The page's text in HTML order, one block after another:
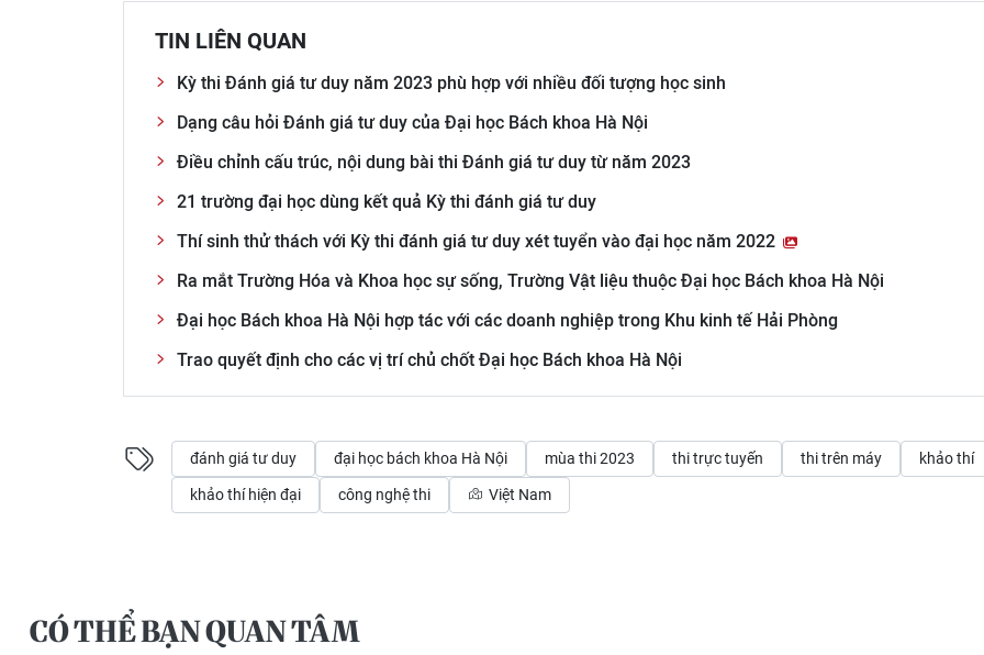
TIN LIÊN QUAN
Kỳ thi Đánh giá tư duy năm 2023 phù hợp với nhiều đối tượng học sinh
Dạng câu hỏi Đánh giá tư duy của Đại học Bách khoa Hà Nội
Điều chỉnh cấu trúc, nội dung bài thi Đánh giá tư duy từ năm 2023
21 trường đại học dùng kết quả Kỳ thi đánh giá tư duy
Thí sinh thử thách với Kỳ thi đánh giá tư duy xét tuyển vào đại học năm 2022
Ra mắt Trường Hóa và Khoa học sự sống, Trường Vật liệu thuộc Đại học Bách khoa Hà Nội
Đại học Bách khoa Hà Nội hợp tác với các doanh nghiệp trong Khu kinh tế Hải Phòng
Trao quyết định cho các vị trí chủ chốt Đại học Bách khoa Hà Nội
đánh giá tư duy đại học bách khoa Hà Nội mùa thi 2023 thi trực tuyến thi trên máy khảo thí
khảo thí hiện đại công nghệ thi Việt Nam
CÓ THỂ BẠN QUAN TÂM